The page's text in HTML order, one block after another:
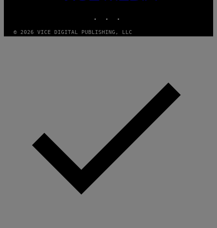
MEDIA
© 2026 VICE DIGITAL PUBLISHING, LLC